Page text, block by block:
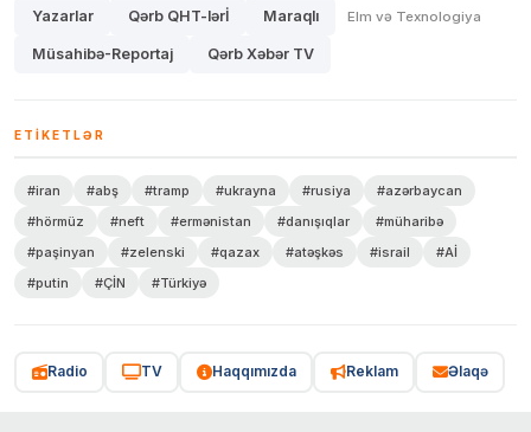
Yazarlar Qərb QHT-lərİ Maraqlı Elm və Texnologiya
Müsahibə-Reportaj Qərb Xəbər TV
ETIKETLƏR
#iran #abş #tramp #ukrayna #rusiya
#azərbaycan
#hörmüz
#neft #ermənistan #danışıqlar
#müharibə
#paşinyan
#zelenski #qazax #atəşkəs #israil
#Aİ
#putin
#ÇİN #Türkiyə
Radio TV Haqqımızda Reklam Əlaqə